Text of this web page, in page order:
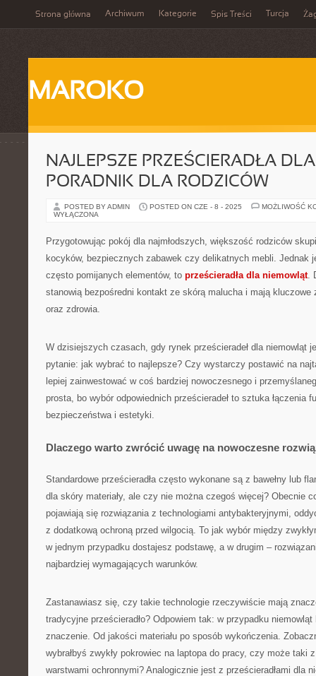
Strona główna Archiwum Kategorie Spis Treści Turcja
MAROKO
NAJLEPSZE PRZEŚCIERADŁA
PORADNIK DLA RODZICÓW
POSTED BY ADMIN POSTED ON CZE - 8 - 2025
MOŻLIWOŚĆ
WYŁĄCZONA
Przygotowując pokój dla najmłodszych, większość rodziców
kocyków, bezpiecznych zabawek czy delikatnych mebli. Jednak
często pomijanych elementów, to prześcieradła dla niemowląt.
stanowią bezpośredni kontakt ze skórą malucha i mają kluczowe
oraz zdrowia.
W dzisiejszych czasach, gdy rynek prześcieradeł dla niemowląt
pytanie: jak wybrać to najlepsze? Czy wystarczy postawić na
lepiej zainwestować w coś bardziej nowoczesnego i
prosta, bo wybór odpowiednich prześcieradeł to sztuka łączenia
bezpieczeństwa i estetyki.
Dlaczego warto zwrócić uwagę na nowoczesne
Standardowe prześcieradła często wykonane są z bawełny lub
dla skóry materiały, ale czy nie można czegoś więcej? Obecnie
pojawiają się rozwiązania z technologiami antybakteryjnymi,
z dodatkową ochroną przed wilgocią. To jak wybór między
w jednym przypadku dostajesz podstawę, a w drugim –
najbardziej wymagających warunków.
Zastanawiasz się, czy takie technologie rzeczywiście mają
tradycyjne prześcieradło? Odpowiem tak: w przypadku niemowląt
znaczenie. Od jakości materiału po sposób wykończenia.
wybrałbyś zwykły pokrowiec na laptopa do pracy, czy może taki
warstwami ochronnymi? Analogicznie jest z prześcieradłami dla